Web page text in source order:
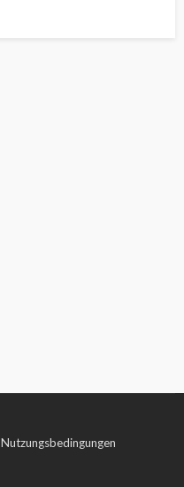
Nutzungsbedingungen